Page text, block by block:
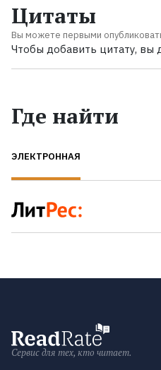
Цитаты
Вы можете первыми
Чтобы добавить цитату, вы
Где найти
ЭЛЕКТРОННАЯ
Сервис для тех, кто читает.